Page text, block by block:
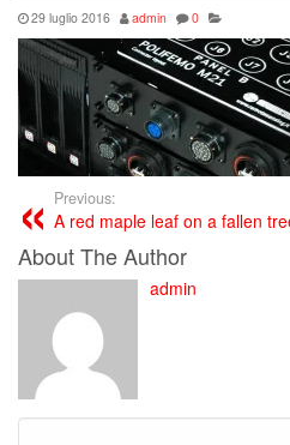
29 luglio 2016 admin 0
Previous:
A red maple leaf on a fallen
About The Author
admin